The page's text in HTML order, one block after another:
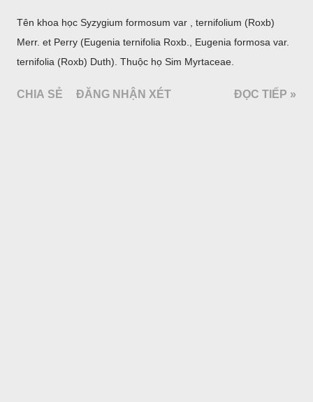
Tên khoa học Syzygium formosum var , ternifolium (Roxb)
Merr. et Perry (Eugenia ternifolia Roxb., Eugenia formosa var.
ternifolia (Roxb) Duth). Thuộc họ Sim Myrtaceae.
CHIA SẺ ĐĂNG NHẬN XÉT ĐỌC TIẾP »